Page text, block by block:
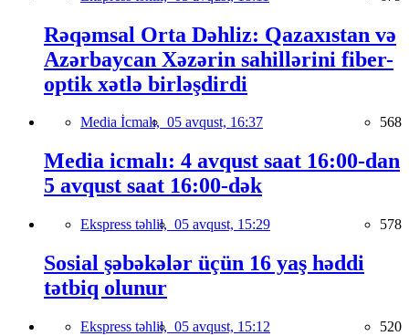
Rəqəmsal Orta Dəhliz: Qazaxıstan və
Azərbaycan Xəzərin sahillərini fiber-
optik xətlə birləşdirdi
Media İcmalı, 05 avqust, 16:37 568
Media icmalı: 4 avqust saat 16:00-dan
5 avqust saat 16:00-dək
Ekspress təhlil, 05 avqust, 15:29 578
Sosial şəbəkələr üçün 16 yaş həddi
tətbiq olunur
Ekspress təhlil, 05 avqust, 15:12 520